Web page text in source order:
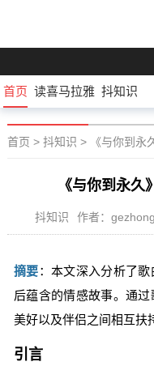
首页 读喜马拉雅 抖知识
首页 > 抖知识 > 《与你到永
《与你到永
抖知识 作者：gezhong
摘要：本文深入分析了
后蕴含的情感故事。通
美好以及伴侣之间相互扶
引言